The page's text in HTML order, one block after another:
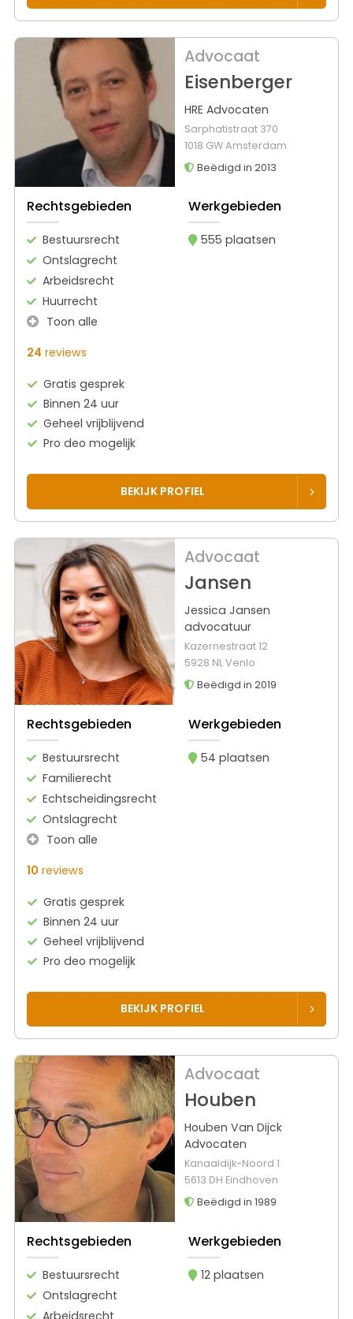
Advocaat
Eisenberger
HRE Advocaten
Sarphatistraat 370
1018 GW Amsterdam
Beëdigd in 2013
Rechtsgebieden
Bestuursrecht
Ontslagrecht
Arbeidsrecht
Huurrecht
Toon alle
Werkgebieden
555 plaatsen
24 reviews
Gratis gesprek
Binnen 24 uur
Geheel vrijblijvend
Pro deo mogelijk
BEKIJK PROFIEL
Advocaat
Jansen
Jessica Jansen
advocatuur
Kazernestraat 12
5928 NL Venlo
Beëdigd in 2019
Rechtsgebieden
Bestuursrecht
Familierecht
Echtscheidingsrecht
Ontslagrecht
Toon alle
Werkgebieden
54 plaatsen
10 reviews
Gratis gesprek
Binnen 24 uur
Geheel vrijblijvend
Pro deo mogelijk
BEKIJK PROFIEL
Advocaat
Houben
Houben Van Dijck
Advocaten
Kanaaldijk-Noord 1
5613 DH Eindhoven
Beëdigd in 1989
Rechtsgebieden
Bestuursrecht
Ontslagrecht
Arbeidsrecht
Werkgebieden
12 plaatsen